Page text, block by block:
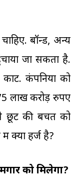
बॉन्ड, अन्य
जा सकता है.
कंपनियों को
लाख करोड़ रुपए
छूट की बचत को
क्या हर्ज है?
को मिलेगा?